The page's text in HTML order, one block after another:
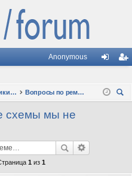
Anonymous
д ис
ИБП - источники бесперебойного питания
Вопросы по ремонту и сервисному обслуживанию ИБП
схемы мы не
1 из 1